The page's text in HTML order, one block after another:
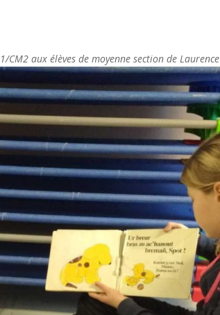
CM2 aux élèves de moyenne section de Laurence